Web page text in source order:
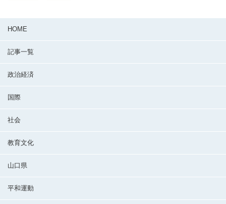
HOME
記事一覧
政治経済
国際
社会
教育文化
山口県
平和運動